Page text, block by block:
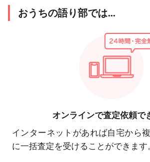
おうちの語り部では…
オンラインで査定依頼で
インターネットがあれば自宅から
に一括査定を受けることができます